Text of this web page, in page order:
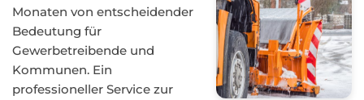
Monaten von entscheidender
Bedeutung für
Gewerbetreibende und
Kommunen. Ein
professioneller Service zur